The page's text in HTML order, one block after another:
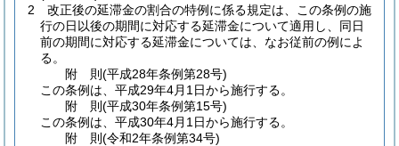
2
改正後の延滞金の割合の特例に係る規定は、この条例の施
行の日以後の期間に対応する延滞金について適用し、同日
前の期間に対応する延滞金については、なお従前の例によ
る。
附 則(平成28年条例第28号)
この条例は、平成29年4月1日から施行する。
附 則(平成30年条例第15号)
この条例は、平成30年4月1日から施行する。
附 則(令和2年条例第34号)